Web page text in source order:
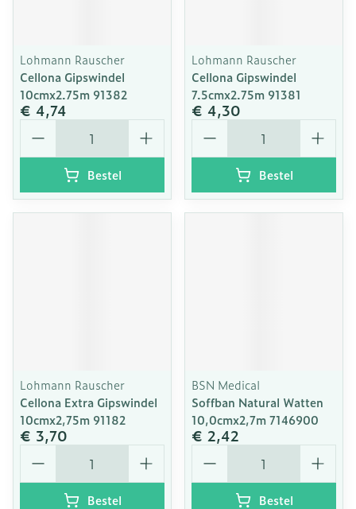
Lohmann Rauscher
Cellona Gipswindel
10cmx2.75m 91382
€ 4,74
Aantal
Bestel
Lohmann Rauscher
Cellona Gipswindel
7.5cmx2.75m 91381
€ 4,30
Aantal
Bestel
Lohmann Rauscher
Cellona Extra Gipswindel
10cmx2,75m 91182
€ 3,70
Aantal
Bestel
BSN Medical
Soffban Natural Watten
10,0cmx2,7m 7146900
€ 2,42
Aantal
Bestel